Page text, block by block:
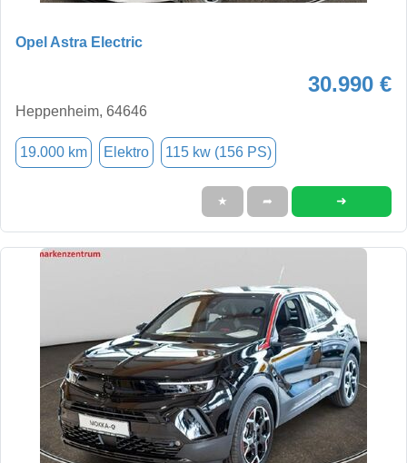
Opel Astra Electric
30.990 €
Heppenheim, 64646
19.000 km Elektro 115 kw (156 PS)
★ ➦ ➜